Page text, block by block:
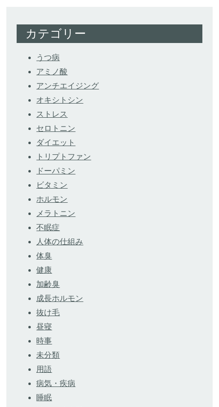
カテゴリー
うつ病
アミノ酸
アンチエイジング
オキシトシン
ストレス
セロトニン
ダイエット
トリプトファン
ドーパミン
ビタミン
ホルモン
メラトニン
不眠症
人体の仕組み
体臭
健康
加齢臭
成長ホルモン
抜け毛
昼寝
時事
未分類
用語
病気・疾病
睡眠